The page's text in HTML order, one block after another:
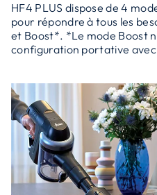
HF4 PLUS dispose de 4
pour répondre à tous les
et Boost*. *Le mode Boost
configuration portative